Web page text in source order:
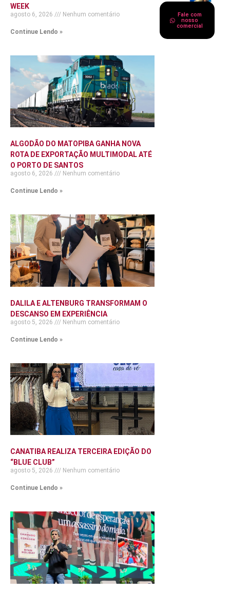
WEEK
agosto 6, 2026 Nenhum comentário
Continue Lendo »
ALGODÃO DO MATOPIBA GANHA NOVA
ROTA DE EXPORTAÇÃO MULTIMODAL ATÉ
O PORTO DE SANTOS
agosto 6, 2026 Nenhum comentário
Continue Lendo »
DALILA E ALTENBURG TRANSFORMAM O
DESCANSO EM EXPERIÊNCIA
agosto 5, 2026 Nenhum comentário
Continue Lendo »
CANATIBA REALIZA TERCEIRA EDIÇÃO DO
“BLUE CLUB”
agosto 5, 2026 Nenhum comentário
Continue Lendo »
Fale com
nosso
comercial